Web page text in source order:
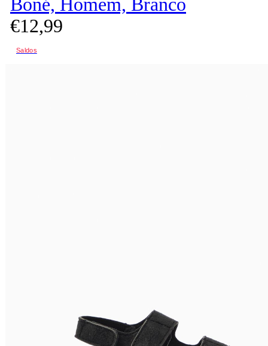
Boné, Homem, Branco
€12,99
Saldos